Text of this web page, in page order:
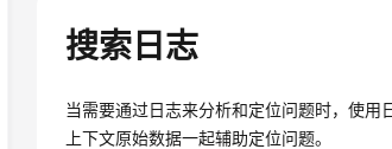
搜索日志
当需要通过日志来分析和定位问题时，使
上下文原始数据一起辅助定位问题。